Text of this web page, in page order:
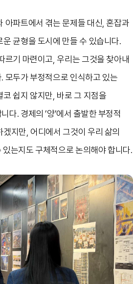
아파트에서 겪는 문제들 대신, 혼잡과
균형을 도시에 만들 수 있습니다.
르기 마련이고, 우리는 그것을 찾아내
모두가 부정적으로 인식하고 있는
쉽지 않지만, 바로 그 지점을
다. 경제의 ’양’에서 출발한 부정적
지만, 어디에서 그것이 우리 삶의
있는지도 구체적으로 논의해야 합니다.